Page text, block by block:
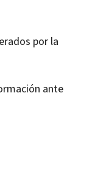
por la
ante